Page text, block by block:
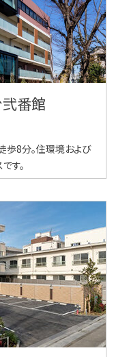
番館
歩8分。住環境および
す。